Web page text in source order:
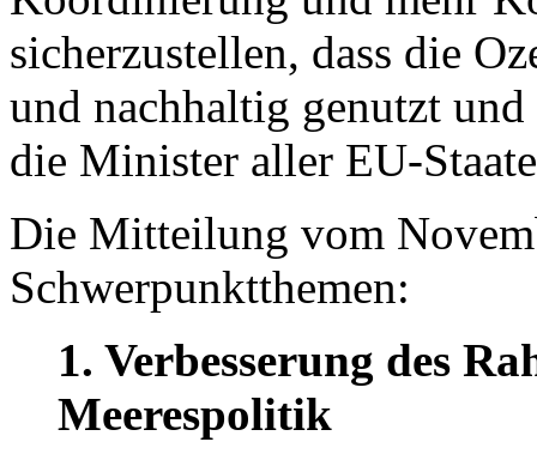
sicherzustellen, dass die
und nachhaltig genutzt
die Minister aller EU-
Die Mitteilung vom
Schwerpunktthemen:
1. Verbesserung des
Meerespolitik